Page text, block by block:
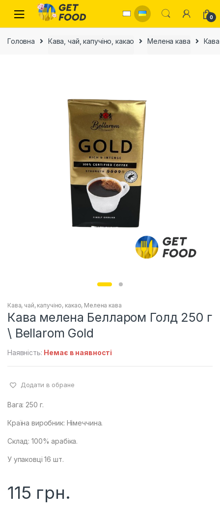
Skip to navigation
Skip to content
0
Головна Кава, чай, капучіно, какао Мелена кава
Кава, чай, капучіно, какао, Мелена кава
Кава мелена Белларом Голд 250 г
\ Bellarom Gold
Наявність: Немає в наявності
Додати в обране
Вага: 250 г.
Країна виробник: Німеччина.
Склад: 100% арабіка.
У упаковці 16 шт.
115 грн.